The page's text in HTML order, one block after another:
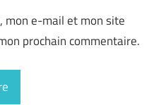
mon e-mail et mon site
prochain commentaire.